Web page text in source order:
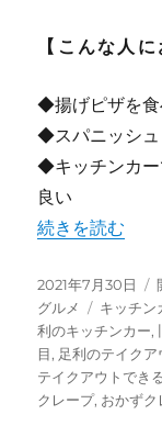
【こんな人
◆揚げピザを食
◆スパニッシ
◆キッチンカー
良い
“【足利】揚
続きを読む
投
稿
日:
2021年7月30日
グルメ
タ
グ
キッチン
利のキッチンカー,
目, 足利のテイク
テイクアウトでき
クレープ, おかずク